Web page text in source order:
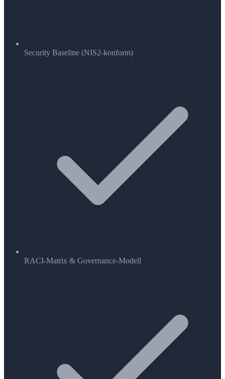
Security Baseline (NIS2-konform)
RACI-Matrix & Governance-Modell